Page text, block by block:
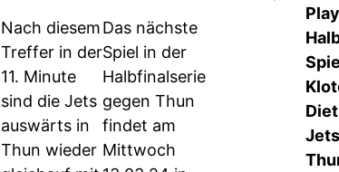
Nach diesem
Treffer in der
11. Minute
sind die Jets
auswärts in
Thun wieder
Das nächste
Spiel in der
Halbfinalserie
gegen Thun
findet am
Mittwoch